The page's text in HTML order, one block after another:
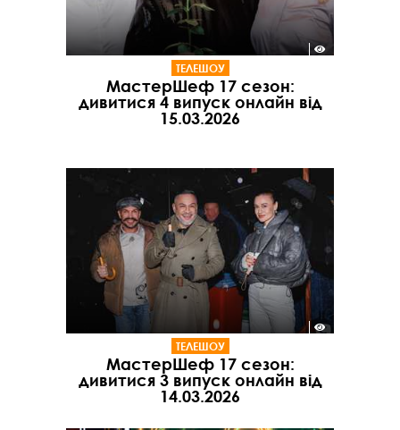
ТЕЛЕШОУ
МастерШеф 17 сезон:
дивитися 4 випуск онлайн від
15.03.2026
ТЕЛЕШОУ
МастерШеф 17 сезон:
дивитися 3 випуск онлайн від
14.03.2026